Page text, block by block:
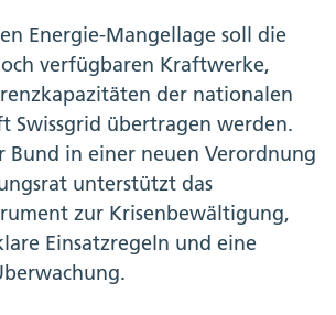
Energie-Mangellage soll die
verfügbaren Kraftwerke,
der nationalen
Swissgrid übertragen werden.
Bund in einer neuen Verordnung
unterstützt das
zur Krisenbewältigung,
Einsatzregeln und eine